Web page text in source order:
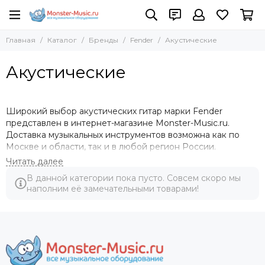
Бренды
AST
ACME
AKAI Pro
AKG
Allen Heath
Amate Audio
Amphenol
Anzhee
ASTERA
Audac
Audiocenter
Главная Каталог Бренды Fender Акустические
Акустические
Широкий выбор акустических гитар марки Fender
представлен в интернет-магазине Monster-Music.ru.
Доставка музыкальных инструментов возможна как по
Москве и области, так и в любой регион России.
славится акустическими гитарами с превосходным
сбалансированным звучанием и доступной ценой.
в стиле фолк, блюз и альтернатива. В линейке акустики
Fender представлены классические гитары и укулеле, в
В данной категории пока пусто. Совсем скоро мы
наполним её замечательными товарами!